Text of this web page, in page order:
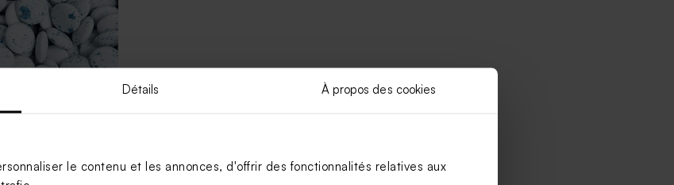
Détails À propos des cookies
le contenu et les annonces, d'offrir des fonctionnalités relatives aux